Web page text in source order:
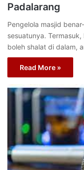
Padalarang
Pengelola masjid
sesuatunya.
boleh shalat di dalam,
Read More »